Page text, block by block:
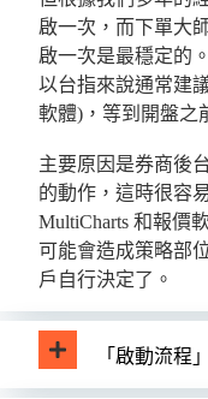
啟一次，而下單大
啟一次是最穩定的。
以台指來說通常建
軟體)，等到開盤之
主要原因是券商後
的動作，這時很容
MultiCharts 和報價
可能會造成策略部
戶自行決定了。
「啟動流程